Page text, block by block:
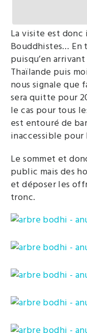
La visite est
Bouddhistes… En
puisqu’en
Thaïlande puis
nous signale que
sera quitte pour
le cas pour tous
est entouré de
inaccessible
Le sommet et
public mais des
et déposer les
tronc.